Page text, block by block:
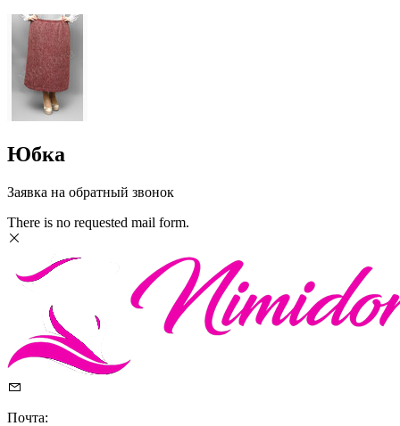
Юбка
Заявка на обратный звонок
There is no requested mail form.
Почта: